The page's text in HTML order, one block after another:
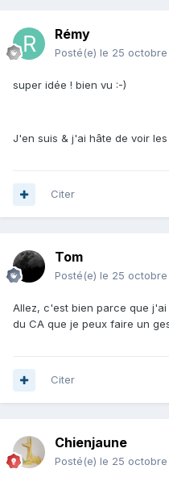
Rémy
Posté(e) le 25 octobre
super idée ! bien vu :-)
J'en suis & j'ai hâte de voir
Citer
Tom
Posté(e) le 25 octobre
Allez, c'est bien parce que
du CA que je peux faire un
Citer
Chienjaune
Posté(e) le 25 octobre